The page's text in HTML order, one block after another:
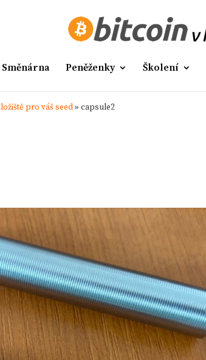
Směnárna Peněženky Školení
pro váš seed» capsule2